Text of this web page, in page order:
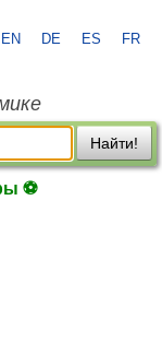
EN DE ES FR
Найти!
⚽